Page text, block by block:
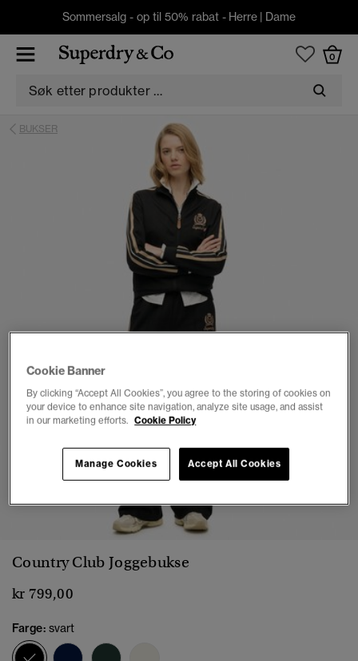
Sommersalg - op til 50% rabat - Herre | Dame
0
BUKSER
Country Club Joggebukse
kr 799,00
Farge: svart
valgt
Cookie Banner
By clicking “Accept All Cookies”, you agree to the storing of cookies on
your device to enhance site navigation, analyze site usage, and assist
in our marketing efforts. Cookie Policy
Accept All Cookies
Manage Cookies